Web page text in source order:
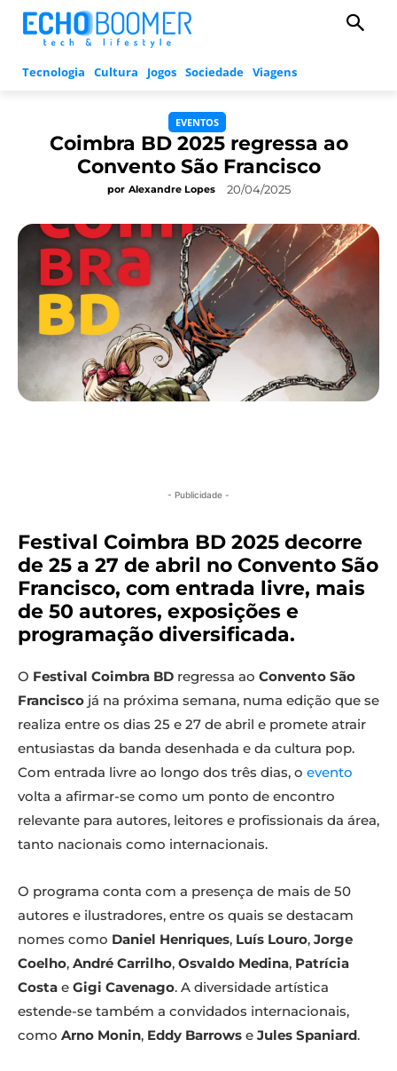
Tecnologia Cultura Jogos Sociedade Viagens
EVENTOS
Coimbra BD 2025 regressa ao
Convento São Francisco
por Alexandre Lopes 20/04/2025
- Publicidade -
Festival Coimbra BD 2025 decorre
de 25 a 27 de abril no Convento São
Francisco, com entrada livre, mais
de 50 autores, exposições e
programação diversificada.
O Festival Coimbra BD regressa ao Convento São
Francisco já na próxima semana, numa edição que se
realiza entre os dias 25 e 27 de abril e promete atrair
entusiastas da banda desenhada e da cultura pop.
Com entrada livre ao longo dos três dias, o evento
volta a afirmar-se como um ponto de encontro
relevante para autores, leitores e profissionais da área,
tanto nacionais como internacionais.
O programa conta com a presença de mais de 50
autores e ilustradores, entre os quais se destacam
nomes como Daniel Henriques, Luís Louro, Jorge
Coelho, André Carrilho, Osvaldo Medina, Patrícia
Costa e Gigi Cavenago. A diversidade artística
estende-se também a convidados internacionais,
como Arno Monin, Eddy Barrows e Jules Spaniard.